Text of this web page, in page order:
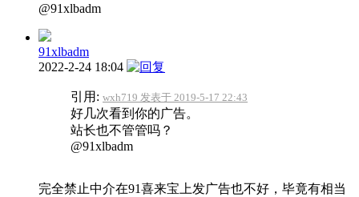
@91xlbadm
91xlbadm
2022-2-24 18:04
引用: wxh719 发表于 2019-5-17 22:43
好几次看到你的广告。
站长也不管管吗？
@91xlbadm
完全禁止中介在91喜来宝上发广告也不好，毕竟有相当